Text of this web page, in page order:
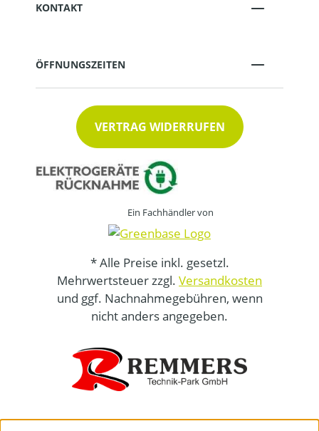
KONTAKT
ÖFFNUNGSZEITEN
VERTRAG WIDERRUFEN
Ein Fachhändler von
* Alle Preise inkl. gesetzl.
Mehrwertsteuer zzgl. Versandkosten
und ggf. Nachnahmegebühren, wenn
nicht anders angegeben.